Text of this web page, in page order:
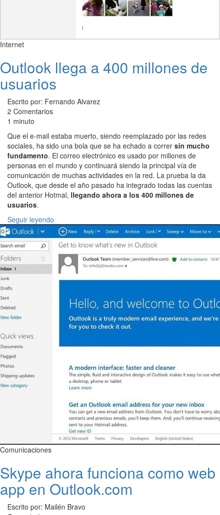
Internet
Outlook llega a 400 millones de
usuarios
Escrito por: Fernando Alvarez
2 Comentarios
1 minuto
Que el e-mail estaba muerto, siendo reemplazado por las redes
sociales, ha sido una bola que se ha echado a correr sin mucho
fundamento. El correo electrónico es usado por millones de
personas en el mundo y continuará siendo la principal vía de
comunicación de muchas actividades en la red. La prueba la da
Outlook, que desde el año pasado ha integrado todas las cuentas
del anterior Hotmal, llegando ahora a los 400 millones de
usuarios.
Seguir leyendo
Comunicaciones
Skype ahora funciona como web
app en Outlook.com
Escrito por: Mailén Bravo